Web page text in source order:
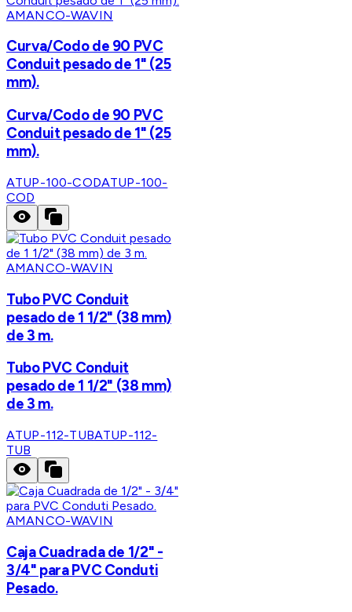
AMANCO-WAVIN
Curva/Codo de 90 PVC
Conduit pesado de 1" (25
mm).
Curva/Codo de 90 PVC
Conduit pesado de 1" (25
mm).
ATUP-100-CODATUP-100-
COD
AMANCO-WAVIN
Tubo PVC Conduit
pesado de 1 1/2" (38 mm)
de 3 m.
Tubo PVC Conduit
pesado de 1 1/2" (38 mm)
de 3 m.
ATUP-112-TUBATUP-112-
TUB
AMANCO-WAVIN
Caja Cuadrada de 1/2" -
3/4" para PVC Conduti
Pesado.